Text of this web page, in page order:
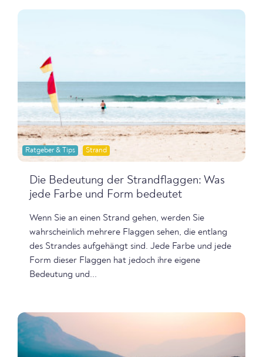
Ratgeber & Tips Strand
Die Bedeutung der Strandflaggen: Was
jede Farbe und Form bedeutet
Wenn Sie an einen Strand gehen, werden Sie
wahrscheinlich mehrere Flaggen sehen, die entlang
des Strandes aufgehängt sind. Jede Farbe und jede
Form dieser Flaggen hat jedoch ihre eigene
Bedeutung und...